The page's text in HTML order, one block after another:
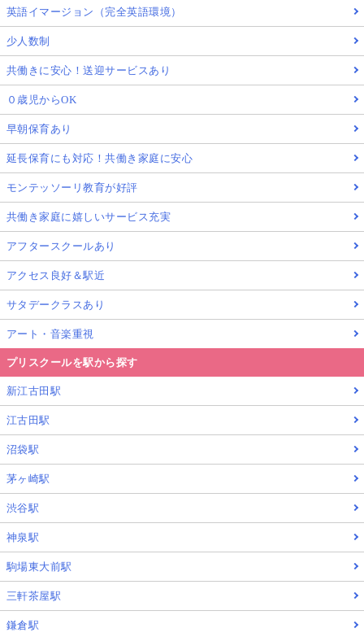
英語イマージョン（完全英語環境）
少人数制
共働きに安心！送迎サービスあり
０歳児からOK
早朝保育あり
延長保育にも対応！共働き家庭に安心
モンテッソーリ教育が好評
共働き家庭に嬉しいサービス充実
アフタースクールあり
アクセス良好＆駅近
サタデークラスあり
アート・音楽重視
プリスクールを駅から探す
新江古田駅
江古田駅
沼袋駅
茅ヶ崎駅
渋谷駅
神泉駅
駒場東大前駅
三軒茶屋駅
鎌倉駅